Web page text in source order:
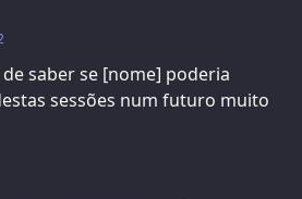
saber se [nome] poderia
sessões num futuro muito